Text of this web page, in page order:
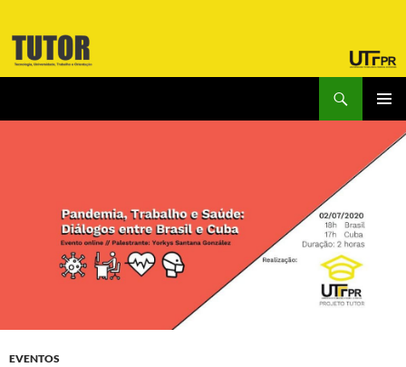
para
conteúdo
EVENTOS